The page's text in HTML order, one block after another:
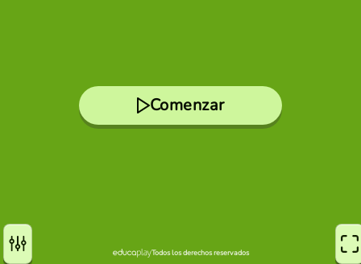
Comenzar
Todos los derechos reservados